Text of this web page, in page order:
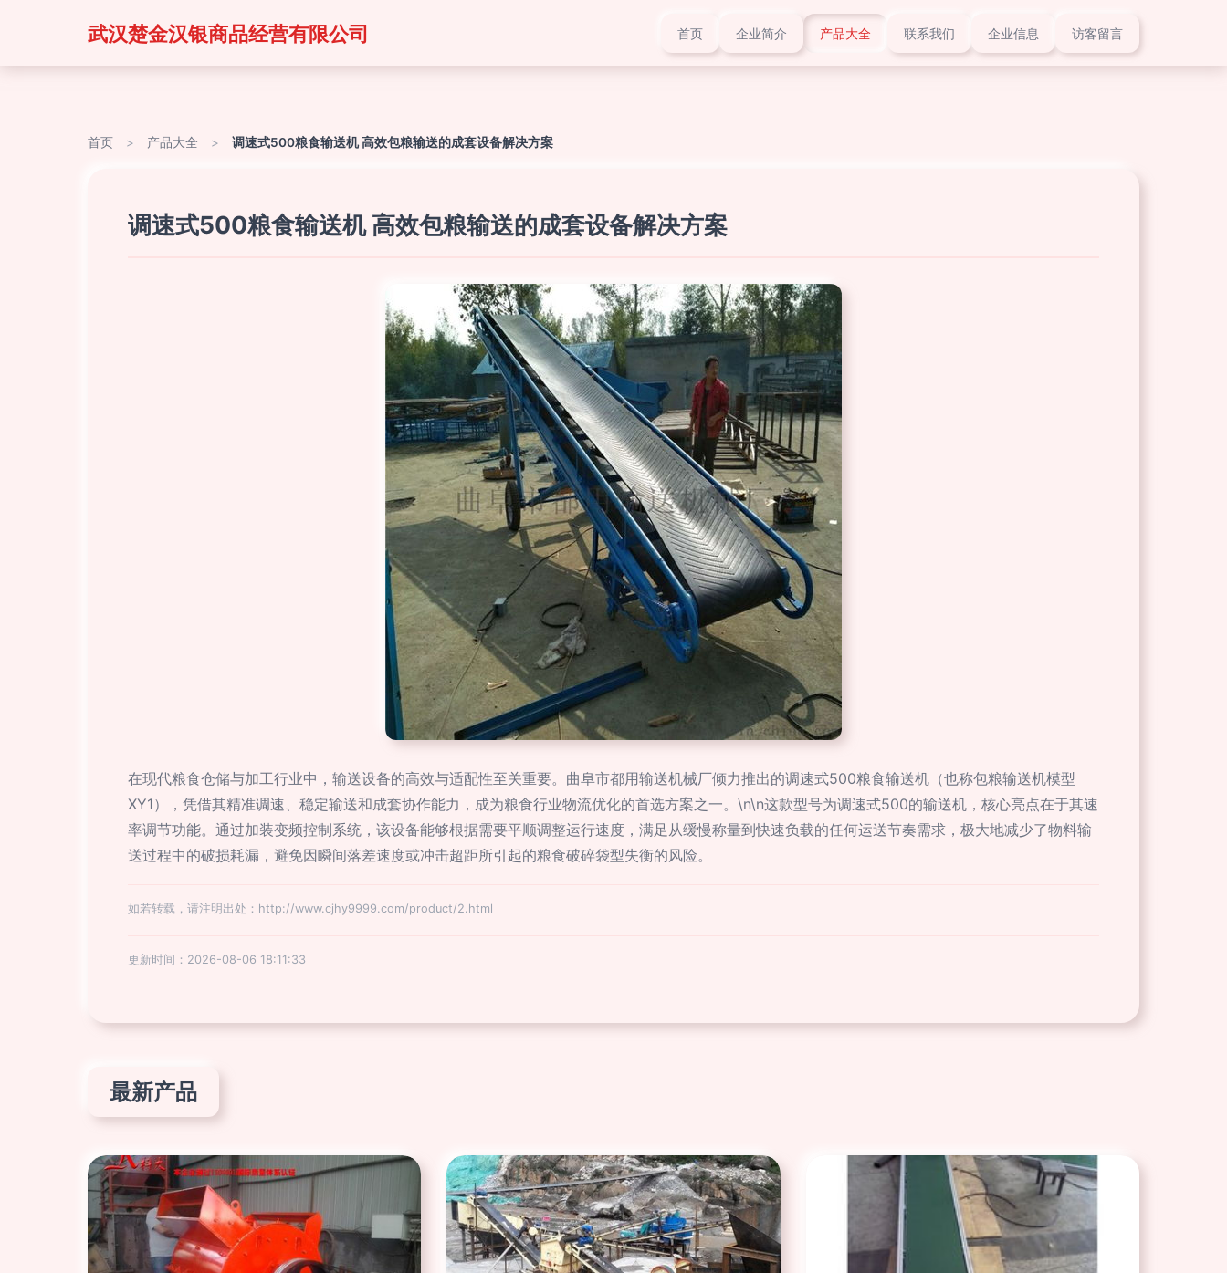
武汉楚金汉银商品经营有限公司 首页 企业简介 产品大全 联系我们 企业信息 访客留言
首页 > 产品大全 > 调速式500粮食输送机 高效包粮输送的成套设备解决方案
调速式500粮食输送机 高效包粮输送的成套设备解决方案
在现代粮食仓储与加工行业中，输送设备的高效与适配性至关重要。曲阜市都用输送机械厂倾力推出的调速式500粮食输送机（也称包粮输送机模型
XY1），凭借其精准调速、稳定输送和成套协作能力，成为粮食行业物流优化的首选方案之一。\n\n这款型号为调速式500的输送机，核心亮点在于其速
率调节功能。通过加装变频控制系统，该设备能够根据需要平顺调整运行速度，满足从缓慢称量到快速负载的任何运送节奏需求，极大地减少了物料输
送过程中的破损耗漏，避免因瞬间落差速度或冲击超距所引起的粮食破碎袋型失衡的风险。
如若转载，请注明出处：http://www.cjhy9999.com/product/2.html
更新时间：2026-08-06 18:11:33
最新产品